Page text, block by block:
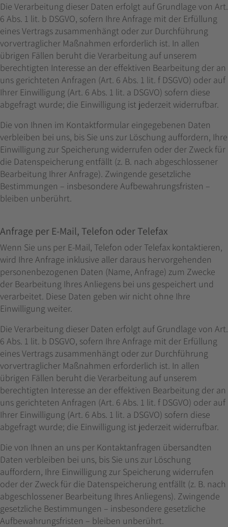
Die Verarbeitung dieser Daten erfolgt auf Grundlage von Art.
6 Abs. 1 lit. b DSGVO, sofern Ihre Anfrage mit der Erfüllung
eines Vertrags zusammenhängt oder zur Durchführung
vorvertraglicher Maßnahmen erforderlich ist. In allen
übrigen Fällen beruht die Verarbeitung auf unserem
berechtigten Interesse an der effektiven Bearbeitung der an
uns gerichteten Anfragen (Art. 6 Abs. 1 lit. f DSGVO) oder auf
Ihrer Einwilligung (Art. 6 Abs. 1 lit. a DSGVO) sofern diese
abgefragt wurde; die Einwilligung ist jederzeit widerrufbar.
Die von Ihnen im Kontaktformular eingegebenen Daten
verbleiben bei uns, bis Sie uns zur Löschung auffordern, Ihre
Einwilligung zur Speicherung widerrufen oder der Zweck für
die Datenspeicherung entfällt (z. B. nach abgeschlossener
Bearbeitung Ihrer Anfrage). Zwingende gesetzliche
Bestimmungen – insbesondere Aufbewahrungsfristen –
bleiben unberührt.
Anfrage per E-Mail, Telefon oder Telefax
Wenn Sie uns per E-Mail, Telefon oder Telefax kontaktieren,
wird Ihre Anfrage inklusive aller daraus hervorgehenden
personenbezogenen Daten (Name, Anfrage) zum Zwecke
der Bearbeitung Ihres Anliegens bei uns gespeichert und
verarbeitet. Diese Daten geben wir nicht ohne Ihre
Einwilligung weiter.
Die Verarbeitung dieser Daten erfolgt auf Grundlage von Art.
6 Abs. 1 lit. b DSGVO, sofern Ihre Anfrage mit der Erfüllung
eines Vertrags zusammenhängt oder zur Durchführung
vorvertraglicher Maßnahmen erforderlich ist. In allen
übrigen Fällen beruht die Verarbeitung auf unserem
berechtigten Interesse an der effektiven Bearbeitung der an
uns gerichteten Anfragen (Art. 6 Abs. 1 lit. f DSGVO) oder auf
Ihrer Einwilligung (Art. 6 Abs. 1 lit. a DSGVO) sofern diese
abgefragt wurde; die Einwilligung ist jederzeit widerrufbar.
Die von Ihnen an uns per Kontaktanfragen übersandten
Daten verbleiben bei uns, bis Sie uns zur Löschung
auffordern, Ihre Einwilligung zur Speicherung widerrufen
oder der Zweck für die Datenspeicherung entfällt (z. B. nach
abgeschlossener Bearbeitung Ihres Anliegens). Zwingende
gesetzliche Bestimmungen – insbesondere gesetzliche
Aufbewahrungsfristen – bleiben unberührt.